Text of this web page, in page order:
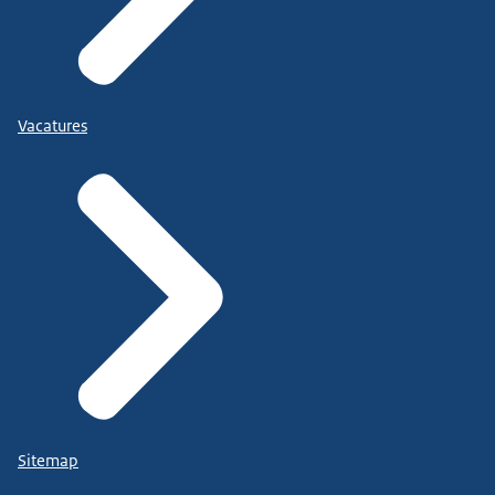
Vacatures
Sitemap